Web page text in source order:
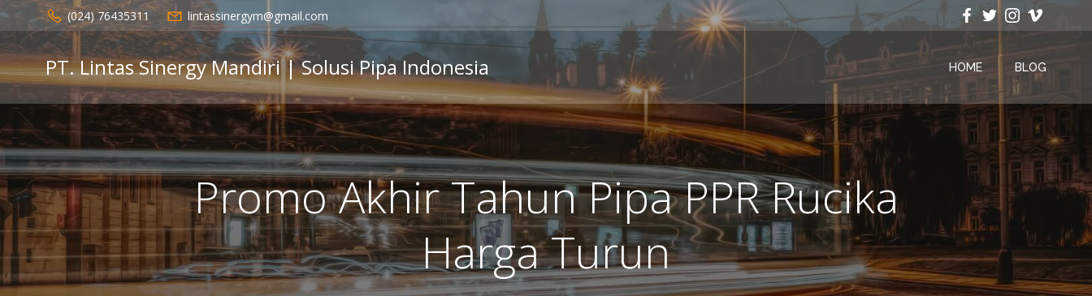
Skip
to
content
(024) 76435311 lintassinergym@gmail.com
PT. Lintas Sinergy Mandiri | Solusi Pipa Indonesia HOME BLOG
Promo Akhir Tahun Pipa PPR Rucika
Harga Turun